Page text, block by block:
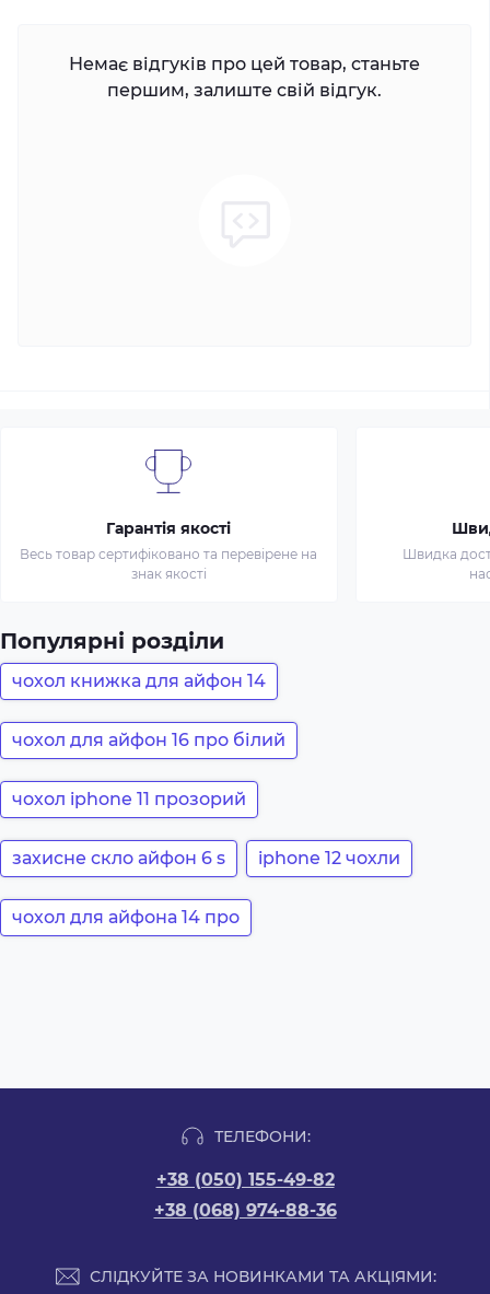
Немає відгуків про цей товар, станьте
першим, залиште свій відгук.
Гарантія якості
Весь товар сертифіковано та перевірене на
знак якості
Швидка
Популярні розділи
чохол книжка для айфон 14
чохол для айфон 16 про білий
чохол iphone 11 прозорий
захисне скло айфон 6 s iphone 12 чохли
чохол для айфона 14 про
ТЕЛЕФОНИ:
+38 (050) 155-49-82
+38 (068) 974-88-36
СЛІДКУЙТЕ ЗА НОВИНКАМИ ТА АКЦІЯМИ: